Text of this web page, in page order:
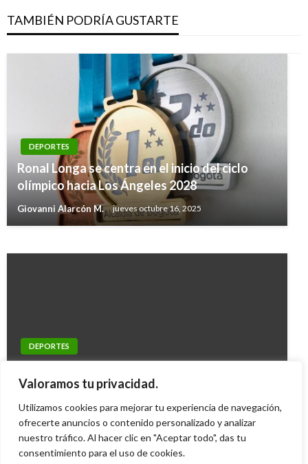
Valoramos tu privacidad.
Utilizamos cookies para mejorar tu experiencia de navegación,
ofrecerte anuncios o contenido personalizado y analizar
nuestro tráfico. Al hacer clic en "Aceptar todo", das tu
consentimiento para el uso de cookies.
TAMBIÉN PODRÍA GUSTARTE
DEPORTES
Ronal Longa se centra en el inicio del ciclo
olímpico hacia Los Ángeles 2028
Giovanni Alarcón M. jueves octubre 16, 2025
DEPORTES
Crecen rumores de la llegada de Falcao al Real
Madrid
Mateo Clavijo martes agosto 26, 2014
DEPORTES
llegar a River
Iván Briceño martes enero 2, 2018
DEPORTES
Así fue la ceremonia de apertura de los Juegos
Iván Briceño viernes julio 20, 2018